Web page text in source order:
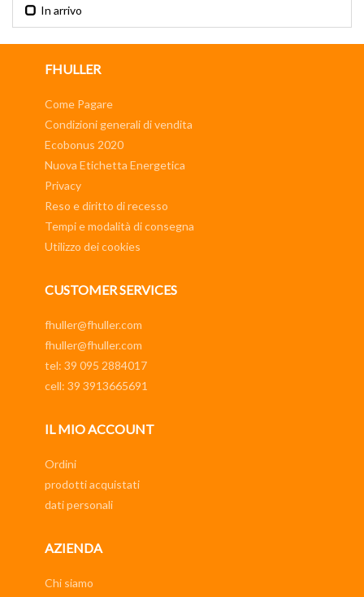
In arrivo
FHULLER
Come Pagare
Condizioni generali di vendita
Ecobonus 2020
Nuova Etichetta Energetica
Privacy
Reso e diritto di recesso
Tempi e modalità di consegna
Utilizzo dei cookies
CUSTOMER SERVICES
fhuller@fhuller.com
fhuller@fhuller.com
tel: 39 095 2884017
cell: 39 3913665691
IL MIO ACCOUNT
Ordini
prodotti acquistati
dati personali
AZIENDA
Chi siamo